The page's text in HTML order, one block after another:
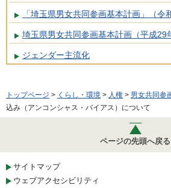
「埼玉県男女共同参画基本計画」（令
埼玉県男女共同参画基本計画（平成29
ジェンダー主流化
トップページ > くらし・環境 > 人権 > 男女共同参
込み（アンコンシャス・バイアス）について
ページの先頭へ戻る
サイトマップ
ウェブアクセシビリティ